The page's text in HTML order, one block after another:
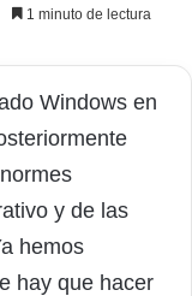
1 minuto de lectura
Windows en
y de las
hemos
hay que hacer